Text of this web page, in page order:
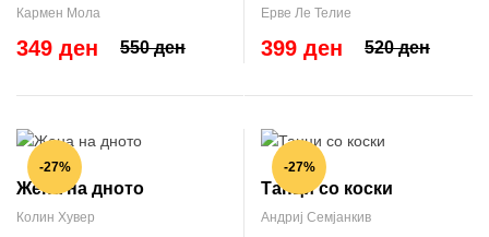
Кармен Мола
550 ден
349 ден
Ерве Ле Телие
520 ден
399 ден
-27%
Жена на дното
Колин Хувер
-27%
Танци со коски
Андриј Семјанкив